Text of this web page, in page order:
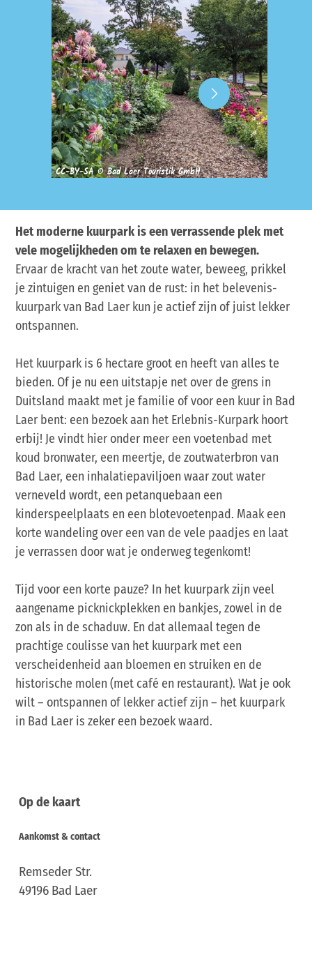
CC-BY-SA © Bad Laer Touristik GmbH
Het moderne kuurpark is een verrassende plek met
vele mogelijkheden om te relaxen en bewegen.
Ervaar de kracht van het zoute water, beweeg, prikkel
je zintuigen en geniet van de rust: in het belevenis-
kuurpark van Bad Laer kun je actief zijn of juist lekker
ontspannen.
Het kuurpark is 6 hectare groot en heeft van alles te
bieden. Of je nu een uitstapje net over de grens in
Duitsland maakt met je familie of voor een kuur in Bad
Laer bent: een bezoek aan het Erlebnis-Kurpark hoort
erbij! Je vindt hier onder meer een voetenbad met
koud bronwater, een meertje, de zoutwaterbron van
Bad Laer, een inhalatiepaviljoen waar zout water
verneveld wordt, een petanquebaan een
kinderspeelplaats en een blotevoetenpad. Maak een
korte wandeling over een van de vele paadjes en laat
je verrassen door wat je onderweg tegenkomt!
Tijd voor een korte pauze? In het kuurpark zijn veel
aangename picknickplekken en bankjes, zowel in de
zon als in de schaduw. En dat allemaal tegen de
prachtige coulisse van het kuurpark met een
verscheidenheid aan bloemen en struiken en de
historische molen (met café en restaurant). Wat je ook
wilt – ontspannen of lekker actief zijn – het kuurpark
in Bad Laer is zeker een bezoek waard.
Op de kaart
Aankomst & contact
Remseder Str.
49196 Bad Laer